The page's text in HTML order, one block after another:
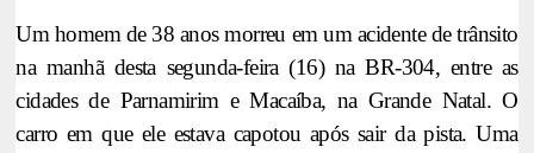
Um homem de 38 anos morreu em um acidente de trânsito
na manhã desta segunda-feira (16) na BR-304, entre as
cidades de Parnamirim e Macaíba, na Grande Natal. O
carro em que ele estava capotou após sair da pista. Uma